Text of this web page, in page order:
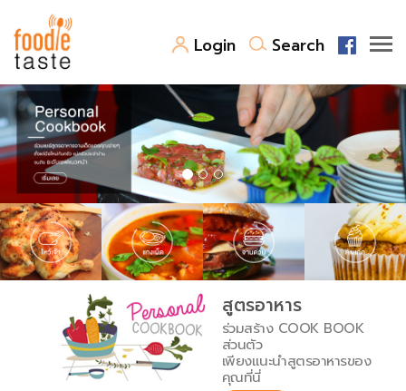
Login Search
สูตรอาหาร
สูตรอาหารล่าสุด
Top Foodie
พาไปชิม
สารพันก้นครัว
เคล็ดลับน่ารู้
เปรียบเทียบหน่วยการตวง
เปรียบเทียบอุณหภูมิ
เปรียบเทียบน้ำหนักวัตถุดิบ
FoodPedia
สร้าง Cookbook
สูตรอาหาร
ร่วมสร้าง COOK BOOK
ส่วนตัว
เพียงแนะนำสูตรอาหารของ
คุณที่นี่